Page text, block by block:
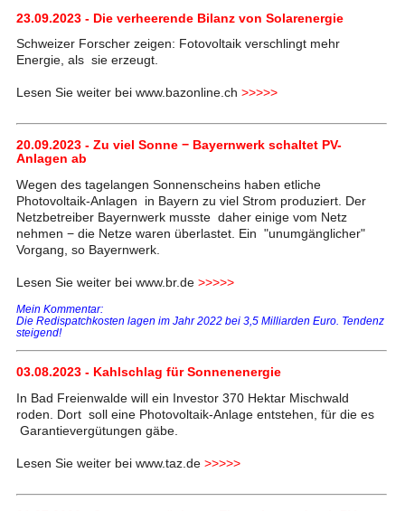
23.09.2023 - Die verheerende Bilanz von Solarenergie
Schweizer Forscher zeigen: Fotovoltaik verschlingt mehr
Energie, als sie erzeugt.
Lesen Sie weiter bei www.bazonline.ch >>>>>
20.09.2023 - Zu viel Sonne − Bayernwerk schaltet PV-
Anlagen ab
Wegen des tagelangen Sonnenscheins haben etliche
Photovoltaik-Anlagen in Bayern zu viel Strom produziert. Der
Netzbetreiber Bayernwerk musste daher einige vom Netz
nehmen − die Netze waren überlastet. Ein "unumgänglicher"
Vorgang, so Bayernwerk.
Lesen Sie weiter bei www.br.de >>>>>
Mein Kommentar:
Die Redispatchkosten lagen im Jahr 2022 bei 3,5 Milliarden Euro. Tendenz
steigend!
03.08.2023 - Kahlschlag für Sonnenenergie
In Bad Freienwalde will ein Investor 370 Hektar Mischwald
roden. Dort soll eine Photovoltaik-Anlage entstehen, für die es
Garantievergütungen gäbe.
Lesen Sie weiter bei www.taz.de >>>>>